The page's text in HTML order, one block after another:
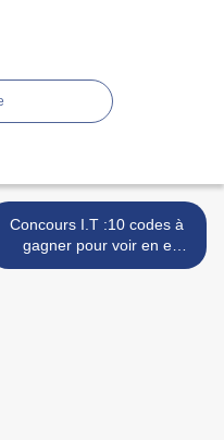
Concours I.T :10 codes à
gagner pour voir en e
cinema un thriller